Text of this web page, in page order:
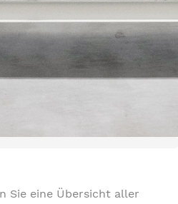
Sie eine Übersicht aller